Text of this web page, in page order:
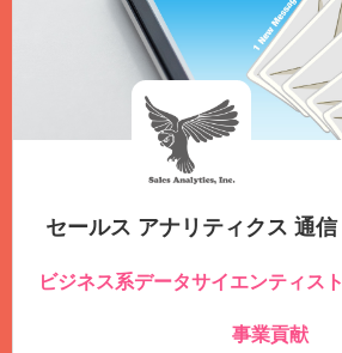
セールス アナリティクス 通信
ビジネス系データサイエンティスト
事業貢献